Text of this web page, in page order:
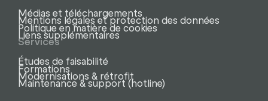
Médias et téléchargements
Mentions légales et protection des données
Politique en matière de cookies
Liens supplémentaires
Services
Études de faisabilité
Formations
Modernisations & rétrofit
Maintenance & support (hotline)